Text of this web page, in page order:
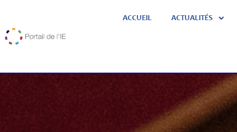
ACCUEIL ACTUALITÉS